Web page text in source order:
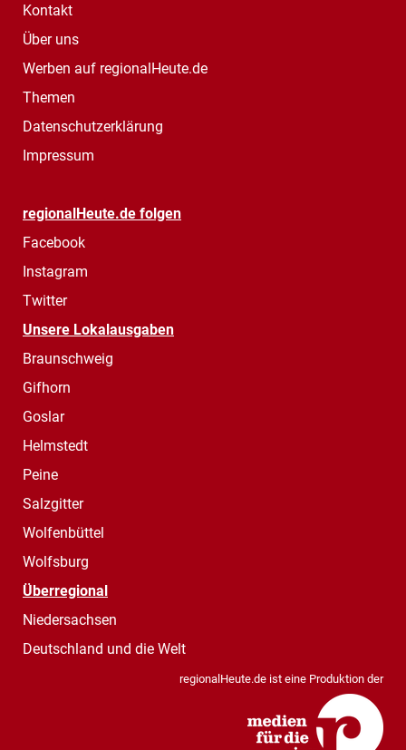
Kontakt
Über uns
Werben auf regionalHeute.de
Themen
Datenschutzerklärung
Impressum
regionalHeute.de folgen
Facebook
Instagram
Twitter
Unsere Lokalausgaben
Braunschweig
Gifhorn
Goslar
Helmstedt
Peine
Salzgitter
Wolfenbüttel
Wolfsburg
Überregional
Niedersachsen
Deutschland und die Welt
regionalHeute.de ist eine Produktion der